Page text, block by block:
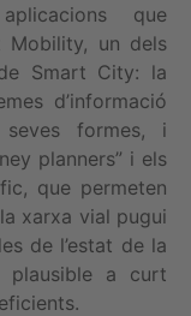
que
Mobility, un dels
Smart City: la
d’informació
formes, i
planners” i els
que permeten
xarxa vial pugui
de l’estat de la
a curt